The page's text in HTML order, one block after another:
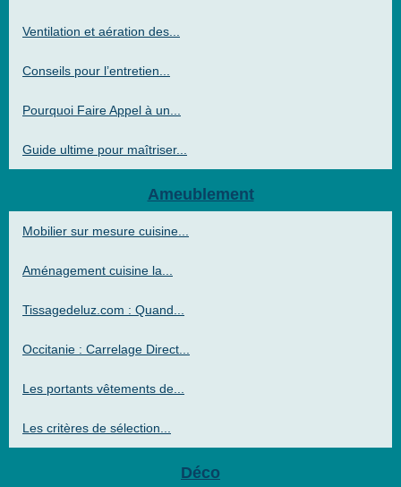
Ventilation et aération des...
Conseils pour l’entretien...
Pourquoi Faire Appel à un...
Guide ultime pour maîtriser...
Ameublement
Mobilier sur mesure cuisine...
Aménagement cuisine la...
Tissagedeluz.com : Quand...
Occitanie : Carrelage Direct...
Les portants vêtements de...
Les critères de sélection...
Déco